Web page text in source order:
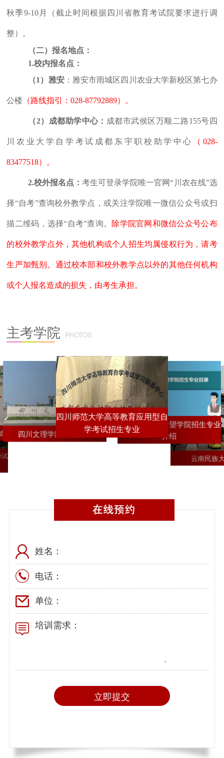
秋季9-10月（截止时间根据四川省教育考试院要求进行调
整）。
（二）报名地点：
1.校内报名点：
（1）雅安：雅安市雨城区四川农业大学新校区第七办
公楼 （路线指引：028-87792889）。
（2）成都助学中心： 成都市武侯区万顺二路155号四
川农业大学自学考试成都东宇职校助学中心 （028-
83477518）。
2.校外报名点：考生可登录学院唯一官网“川农在线”选
择“自考”查询校外教学点，或关注学院唯一微信公众号或扫
描二维码，选择“自考”查询。 除学院官网和微信公众号公布
的校外教学点外，其他机构或个人招生均属侵权行为，请考
生严加甄别。通过校本部和校外教学点以外的其他任何机构
或个人报名造成的损失，由考生承担。
主考学院 PHOTOS
试
考1+X招生简章
四川文理学院自考专业
四川师范大学高等教育应用型自
学考试招生专业西南交通大学希望学院招生专业
介绍
云南民族
姓名：
电话：
单位：
培训需求：